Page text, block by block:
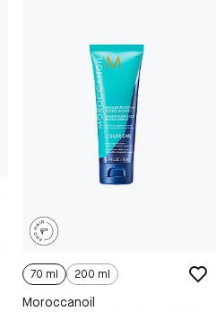
70 ml 200 ml
Moroccanoil